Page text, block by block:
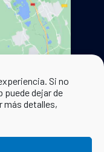
Si no
dejar de
más detalles,